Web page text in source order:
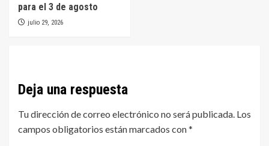
para el 3 de agosto
julio 29, 2026
Deja una respuesta
Tu dirección de correo electrónico no será publicada. Los
campos obligatorios están marcados con*